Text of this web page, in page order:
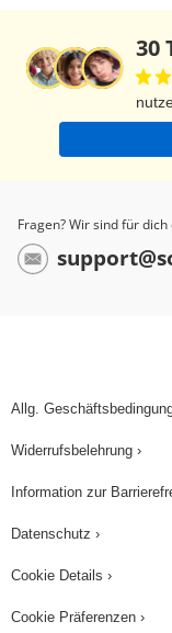
30
Fragen? Wir sind für dich
Allg.
Widerrufsbelehrung ›
Information zur
Datenschutz ›
Cookie Details ›
Cookie Präferenzen ›